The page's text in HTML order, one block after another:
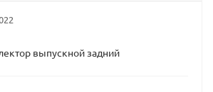
выпускной задний